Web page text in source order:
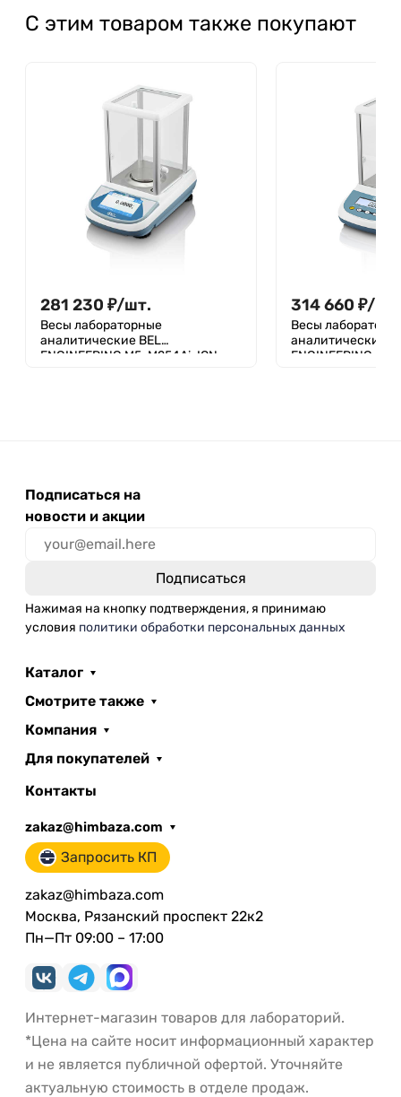
С этим товаром также покупают
281 230 ₽/шт.
Весы лабораторные
аналитические BEL
ENGINEERING M5-M254Ai-ION
314 660 ₽/
Весы
аналитические
ENGINEERING
Подписаться на
новости и акции
Нажимая на кнопку подтверждения, я принимаю
условия политики обработки персональных данных
Каталог
Смотрите также
Компания
Для покупателей
Контакты
zakaz@himbaza.com
Запросить КП
zakaz@himbaza.com
Москва, Рязанский проспект 22к2
Пн—Пт 09:00 – 17:00
Интернет-магазин товаров для лабораторий.
*Цена на сайте носит информационный характер
и не является публичной офертой. Уточняйте
актуальную стоимость в отделе продаж.